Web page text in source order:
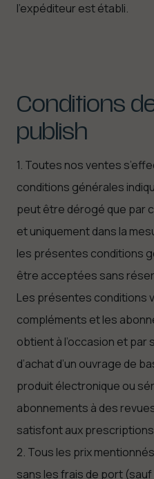
l’expéditeur est établi.
Conditions
publish
1. Toutes nos ventes
conditions générales
peut être dérogé que par
et uniquement dans la
les présentes conditions
être acceptées sans
Les présentes conditions
compléments et les
obtient à l’occasion et par
d’achat d’un ouvrage de
produit électronique ou
abonnements à des
satisfont aux
2. Tous les prix
sans les frais de port